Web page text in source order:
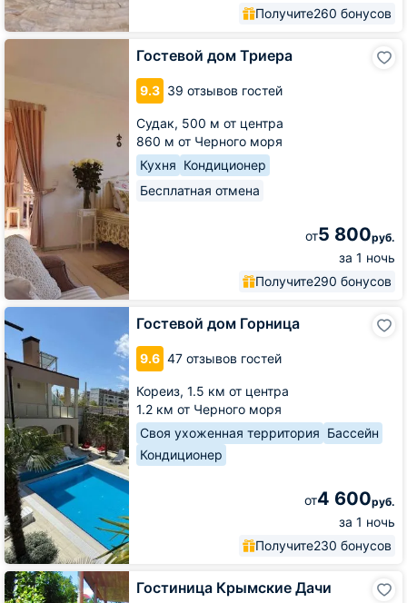
Получите260 бонусов
Гостевой дом Триера
9.3 39 отзывов гостей
Судак, 500 м от центра
860 м от Черного моря
Кухня Кондиционер
Бесплатная отмена
от5 800руб.
за 1 ночь
Получите290 бонусов
Гостевой
Гостевой дом Горница
9.6 47 отзывов гостей
Кореиз, 1.5 км от центра
1.2 км от Черного моря
Своя ухоженная территория Бассейн
Кондиционер
от4 600руб.
за 1 ночь
Получите230 бонусов
Гостевой
дом
Горница
Гостиница Крымские Дачи
Гостиница
Крымские